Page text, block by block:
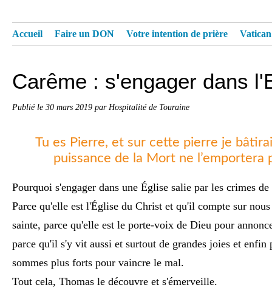
Accueil Faire un DON Votre intention de prière
Carême : s'engager dans
Publié le 30 mars 2019 par Hospitalité de Touraine
Tu es Pierre, et sur cette pierre je
puissance de la Mort ne
Pourquoi s'engager dans une Église salie par les crimes de
Parce qu'elle est l'Église du Christ et qu'il compte sur
sainte, parce qu'elle est le porte-voix de Dieu pour
parce qu'il s'y vit aussi et surtout de grandes joies et enfin
sommes plus forts pour vaincre le mal.
Tout cela, Thomas le découvre et s'émerveille.